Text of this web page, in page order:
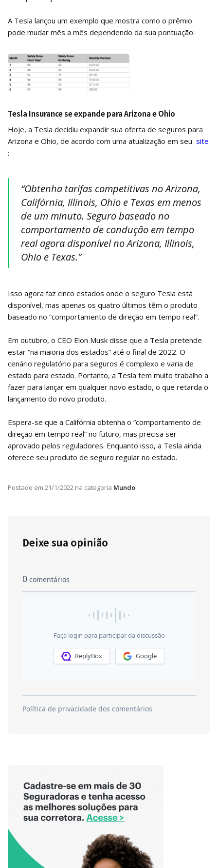
A Tesla lançou um exemplo que mostra como o prêmio
pode mudar mês a mês dependendo da sua pontuação:
Tesla Insurance se expande para Arizona e Ohio
Hoje, a Tesla decidiu expandir sua oferta de seguros para
Arizona e Ohio, de acordo com uma atualização em seu site
:
“Obtenha tarifas competitivas no Arizona,
Califórnia, Illinois, Ohio e Texas em menos
de um minuto. Seguro baseado no
comportamento de condução em tempo
real agora disponível no Arizona, Illinois,
Ohio e Texas.”
Isso agora faz cinco estados onde o seguro Tesla está
disponível, mas apenas os quatro últimos têm o produto
baseado no “comportamento de direção em tempo real”.
Em outubro, o CEO Elon Musk disse que a Tesla pretende
estar “na maioria dos estados” até o final de 2022. O
cenário regulatório para seguros é complexo e varia de
estado para estado. Portanto, a Tesla tem muito trabalho a
fazer para lançar em qualquer novo estado, o que retarda o
lançamento do novo produto.
Espera-se que a Califórnia obtenha o “comportamento de
direção em tempo real” no futuro, mas precisa ser
aprovado pelos reguladores. Enquanto isso, a Tesla ainda
oferece seu produto de seguro regular no estado.
Postado em 21/1/2022 na categoria Mundo
Deixe sua opinião